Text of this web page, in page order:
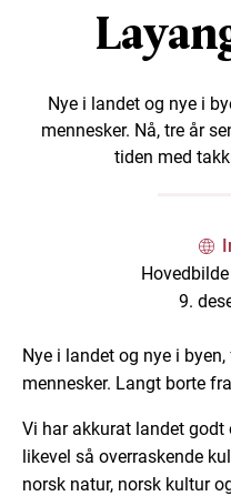
Nye i landet og nye i
mennesker. Nå, tre år
tiden med
9.
Nye i landet og nye i
mennesker. Langt borte
Vi har akkurat landet godt
likevel så overraskende
norsk natur, norsk kultur